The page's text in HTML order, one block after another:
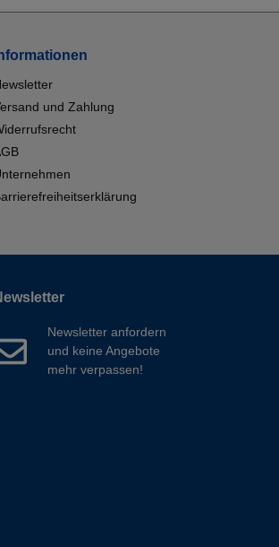
und Zahlung
Newsletter anfordern
und keine Angebote
mehr verpassen!